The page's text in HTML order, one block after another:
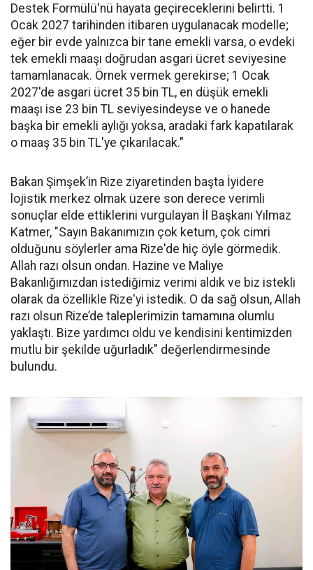
Destek Formülü'nü hayata geçireceklerini belirtti. 1
Ocak 2027 tarihinden itibaren uygulanacak modelle;
eğer bir evde yalnızca bir tane emekli varsa, o evdeki
tek emekli maaşı doğrudan asgari ücret seviyesine
tamamlanacak. Örnek vermek gerekirse; 1 Ocak
2027'de asgari ücret 35 bin TL, en düşük emekli
maaşı ise 23 bin TL seviyesindeyse ve o hanede
başka bir emekli aylığı yoksa, aradaki fark kapatılarak
o maaş 35 bin TL'ye çıkarılacak."
Bakan Şimşek’in Rize ziyaretinden başta İyidere
lojistik merkez olmak üzere son derece verimli
sonuçlar elde ettiklerini vurgulayan İl Başkanı Yılmaz
Katmer, "Sayın Bakanımızın çok ketum, çok cimri
olduğunu söylerler ama Rize'de hiç öyle görmedik.
Allah razı olsun ondan. Hazine ve Maliye
Bakanlığımızdan istediğimiz verimi aldık ve biz istekli
olarak da özellikle Rize'yi istedik. O da sağ olsun, Allah
razı olsun Rize’de taleplerimizin tamamına olumlu
yaklaştı. Bize yardımcı oldu ve kendisini kentimizden
mutlu bir şekilde uğurladık" değerlendirmesinde
bulundu.